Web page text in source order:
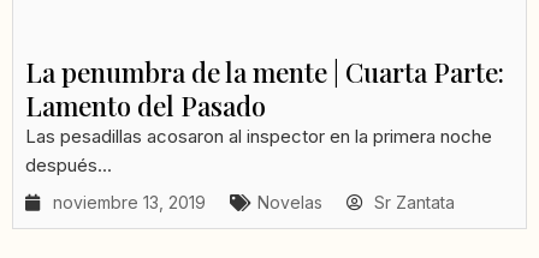
La penumbra de la mente | Cuarta Parte:
Lamento del Pasado
Las pesadillas acosaron al inspector en la primera noche
después...
noviembre 13, 2019 Novelas Sr Zantata